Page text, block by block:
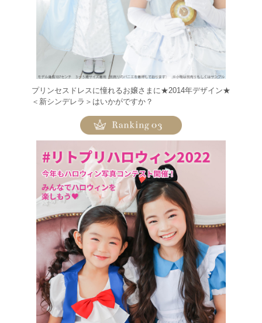
プリンセスドレスに憧れるお嬢さまに★2014年デザイン★
＜新シンデレラ＞はいかがですか？